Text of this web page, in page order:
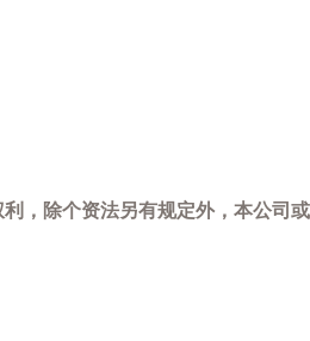
除个资法另有规定外，本公司